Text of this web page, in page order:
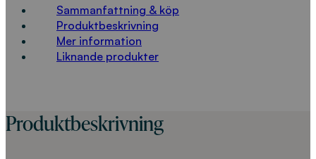
Sammanfattning & köp
Produktbeskrivning
Mer information
Liknande produkter
Produktbeskrivning